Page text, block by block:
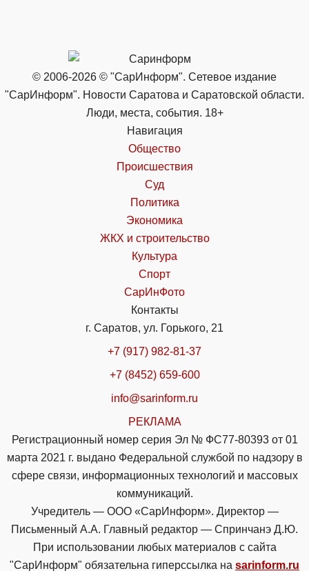
© 2006-2026 © "СарИнформ". Сетевое издание
"СарИнформ". Новости Саратова и Саратовской области.
Люди, места, события. 18+
Навигация
Общество
Происшествия
Суд
Политика
Экономика
ЖКХ и строительство
Культура
Спорт
СарИнФото
Контакты
г. Саратов, ул. Горького, 21
+7 (917) 982-81-37
+7 (8452) 659-600
info@sarinform.ru
РЕКЛАМА
Регистрационный номер серия Эл № ФС77-80393 от 01
марта 2021 г. выдано Федеральной службой по надзору в
сфере связи, информационных технологий и массовых
коммуникаций.
Учредитель — ООО «СарИнформ». Директор —
Письменный А.А. Главный редактор — Спринчанэ Д.Ю.
При использовании любых материалов с сайта
"СарИнформ" обязательна гиперссылка на sarinform.ru